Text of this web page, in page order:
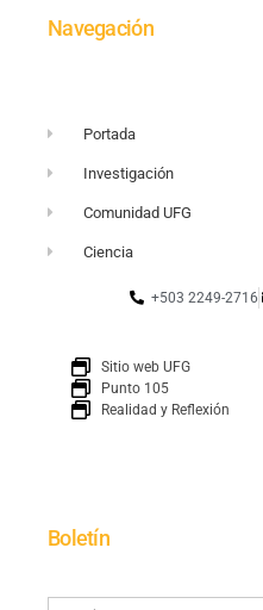
Navegación
Portada
Investigación
Comunidad UFG
Ciencia
+503 2249-2716
Sitio web UFG
Punto 105
Realidad y Reflexión
Boletín